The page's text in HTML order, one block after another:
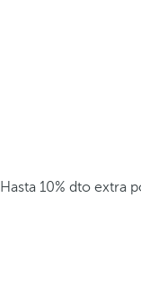
Hasta 10% dto extra